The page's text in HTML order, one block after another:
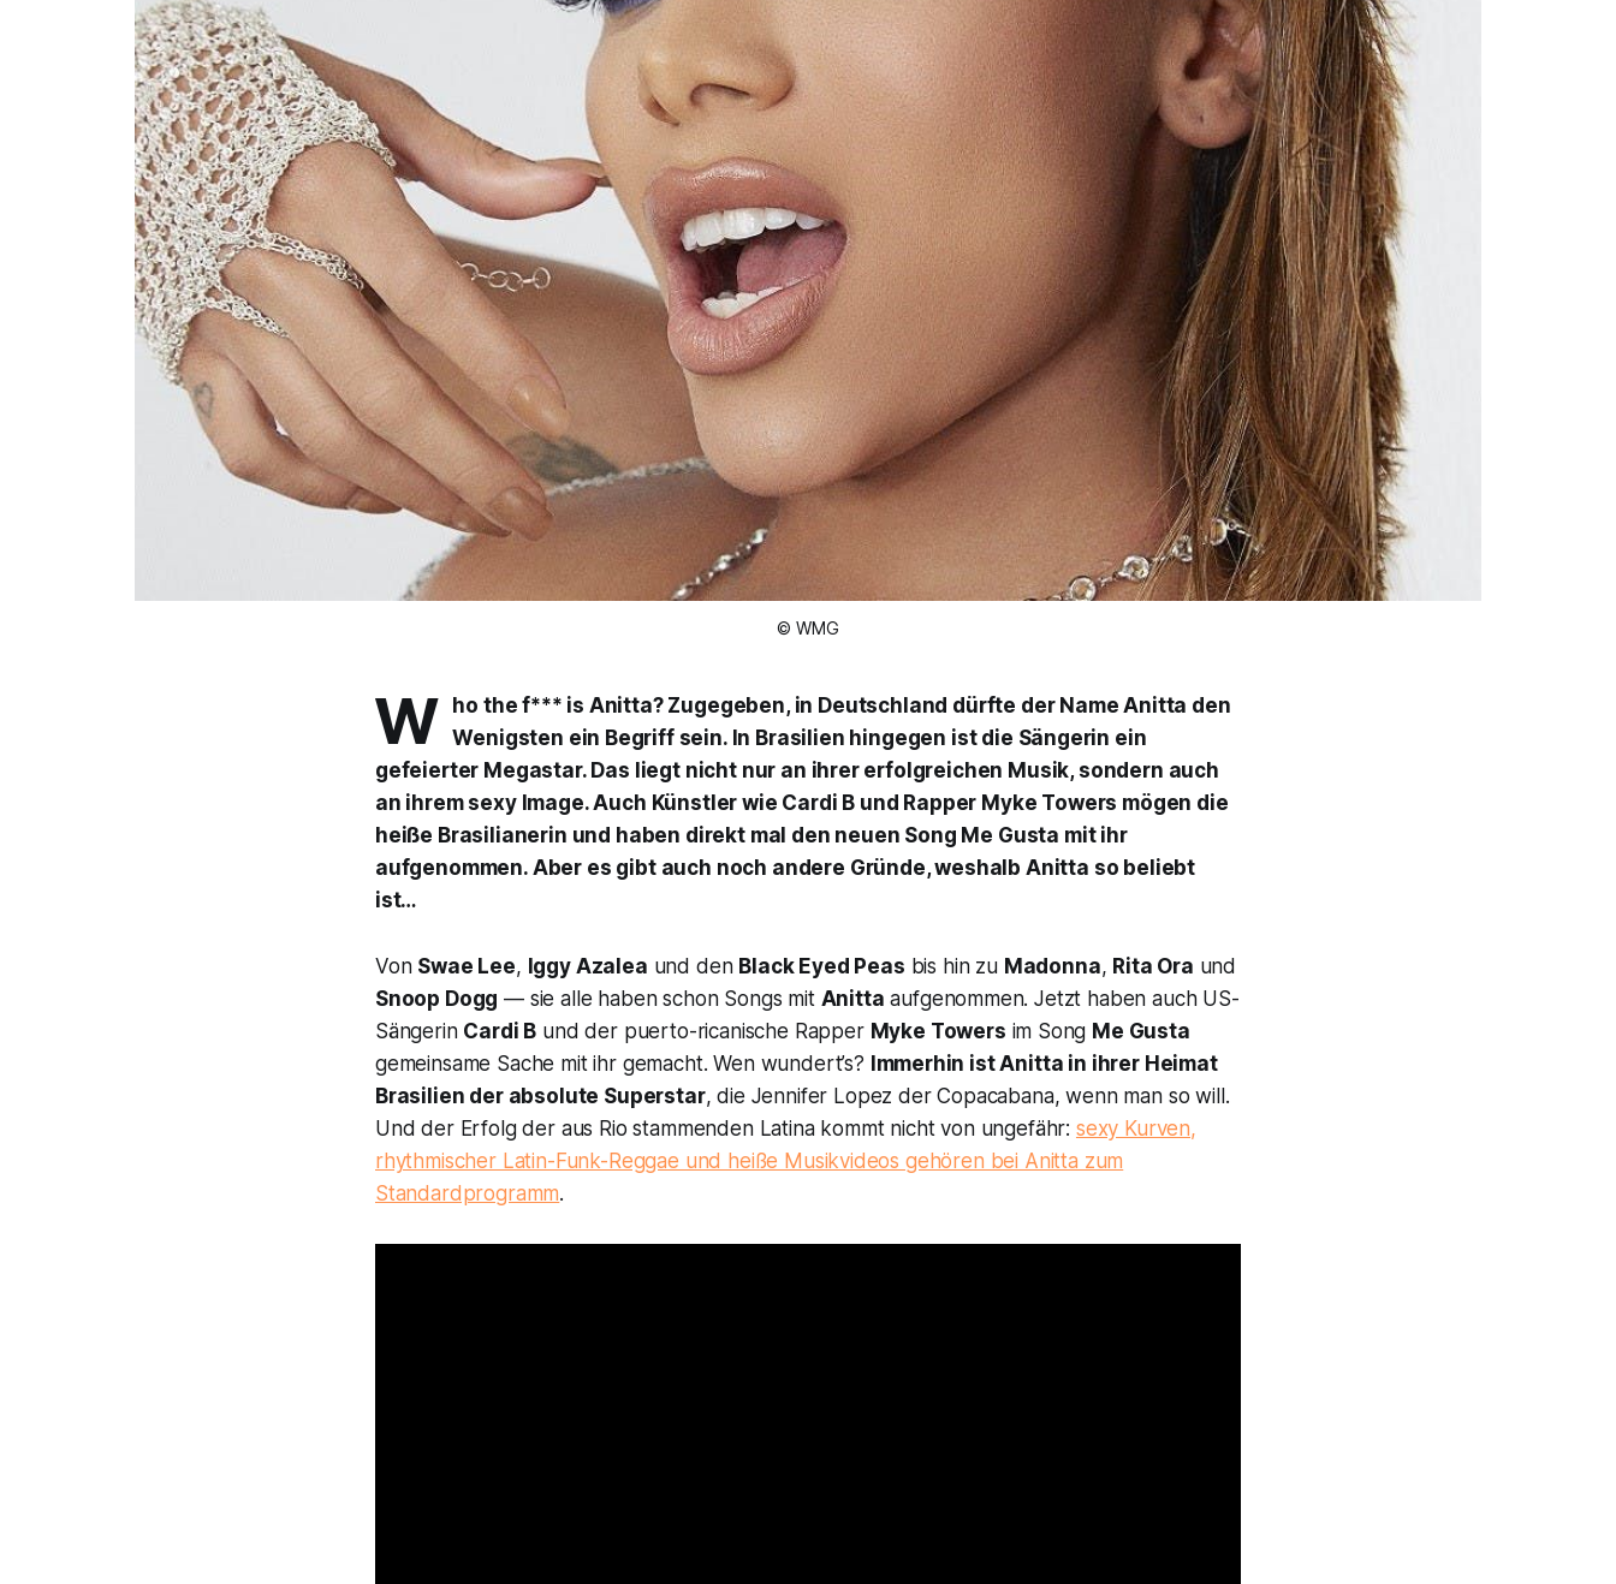
© WMG
W
ho the f*** is Anitta? Zugegeben, in Deutschland dürfte der Name Anitta den
Wenigsten ein Begriff sein. In Brasilien hingegen ist die Sängerin ein
gefeierter Megastar. Das liegt nicht nur an ihrer erfolgreichen Musik, sondern auch
an ihrem sexy Image. Auch Künstler wie Cardi B und Rapper Myke Towers mögen die
heiße Brasilianerin und haben direkt mal den neuen Song Me Gusta mit ihr
aufgenommen. Aber es gibt auch noch andere Gründe, weshalb Anitta so beliebt
ist…
Von Swae Lee, Iggy Azalea und den Black Eyed Peas bis hin zu Madonna, Rita Ora und
Snoop Dogg — sie alle haben schon Songs mit Anitta aufgenommen. Jetzt haben auch US-
Sängerin Cardi B und der puerto-ricanische Rapper Myke Towers im Song Me Gusta
gemeinsame Sache mit ihr gemacht. Wen wundert’s? Immerhin ist Anitta in ihrer Heimat
Brasilien der absolute Superstar, die Jennifer Lopez der Copacabana, wenn man so will.
Und der Erfolg der aus Rio stammenden Latina kommt nicht von ungefähr: sexy Kurven,
rhythmischer Latin-Funk-Reggae und heiße Musikvideos gehören bei Anitta zum
Standardprogramm.